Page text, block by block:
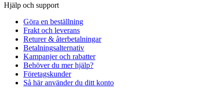
Hjälp och support
Göra en beställning
Frakt och leverans
Returer & återbetalningar
Betalningsalternativ
Kampanjer och rabatter
Behöver du mer hjälp?
Företagskunder
Så här använder du ditt konto